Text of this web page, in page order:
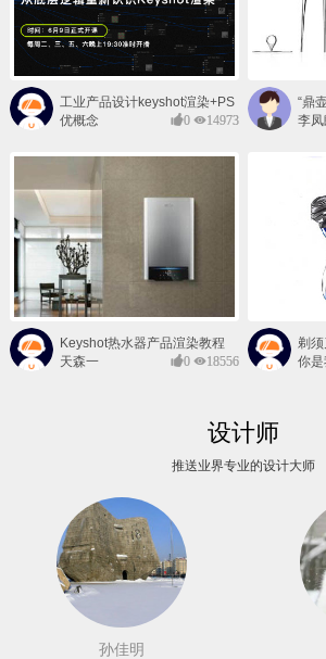
工业产品设计keyshot渲染+PS
后期班
优概念 0 14973
“鼎
李凤
Keyshot热水器产品渲染教程
天森一
0 18556
剃
你
设计师
推送业界专业的设计大师
孙佳明